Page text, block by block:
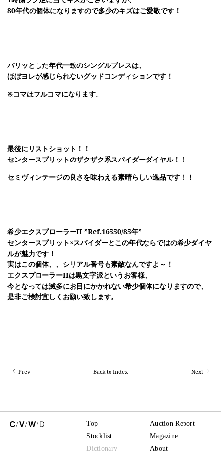
80年代の個体になりますので多少のキズはご愛敬です！
パリッとした年代一致のシングルブレスは、
ほぼヨレが感じられないグッドコンディションです！
※コマはフルコマになります。
最後にリストショット！！
センタースプリットのザクザク系スパイダーダイヤル！！
セミヴィンテージの良さを味わえる素晴らしい逸品です！！
希少エクスプローラーII ”Ref.16550/85年”
センタースプリット×スパイダーとこの年代ならではの希少ダイヤ
ルが魅力です！
実はこの個体、、シリアル番号も素敵なんですよ～！
エクスプローラーIIは黒文字派というお客様、
今となっては滅多にお目にかかれない希少個体になりますので、
是非ご検討宜しくお願い致します。
Prev Back to Index Next
Top
Stocklist
Dictionary
Auction Report
Magazine
About